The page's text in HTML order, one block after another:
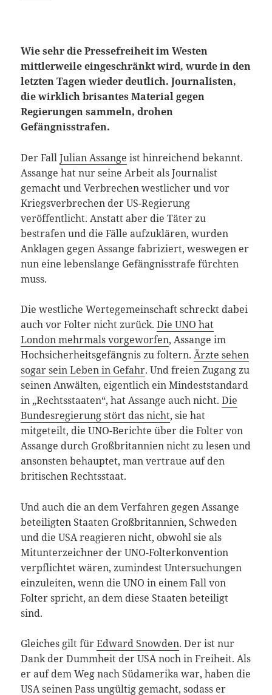
Wie sehr die Pressefreiheit im Westen
mittlerweile eingeschränkt wird, wurde in den
letzten Tagen wieder deutlich. Journalisten,
die wirklich brisantes Material gegen
Regierungen sammeln, drohen
Gefängnisstrafen.
Der FallJulian Assange ist hinreichend bekannt.
Assange hat nur seine Arbeit als Journalist
gemacht und Verbrechen westlicher und vor
Kriegsverbrechen der US-Regierung
veröffentlicht. Anstatt aber die Täter zu
bestrafen und die Fälle aufzuklären, wurden
Anklagen gegen Assange fabriziert, weswegen er
nun eine lebenslange Gefängnisstrafe fürchten
muss.
Die westliche Wertegemeinschaft schreckt dabei
auch vor Folter nicht zurück.Die UNO hat
London mehrmals vorgeworfen, Assange im
Hochsicherheitsgefängnis zu foltern.Ärzte sehen
sogar sein Leben in Gefahr. Und freien Zugang zu
seinen Anwälten, eigentlich ein Mindeststandard
in „Rechtsstaaten“, hat Assange auch nicht.Die
Bundesregierung stört das nicht, sie hat
mitgeteilt, die UNO-Berichte über die Folter von
Assange durch Großbritannien nicht zu lesen und
ansonsten behauptet, man vertraue auf den
britischen Rechtsstaat.
Und auch die an dem Verfahren gegen Assange
beteiligten Staaten Großbritannien, Schweden
und die USA reagieren nicht, obwohl sie als
Mitunterzeichner der UNO-Folterkonvention
verpflichtet wären, zumindest Untersuchungen
einzuleiten, wenn die UNO in einem Fall von
Folter spricht, an dem diese Staaten beteiligt
sind.
Gleiches gilt fürEdward Snowden. Der ist nur
Dank der Dummheit der USA noch in Freiheit. Als
er auf dem Weg nach Südamerika war, haben die
USA seinen Pass ungültig gemacht, sodass er